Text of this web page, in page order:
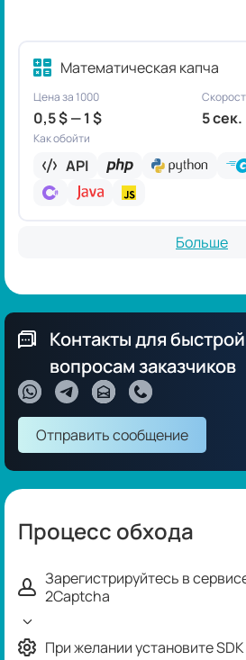
Математическая капча
Цена за 1000
0,5 $ — 1 $ 5 сек.
Как обойти
API
Больше
Контакты для
вопросам заказчиков
Отправить сообщение
Процесс обхода
Зарегистрируйтесь в
2Captcha
При желании установите SDK